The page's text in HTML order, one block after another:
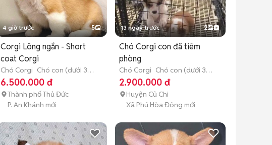
4 giờ trước 5
Corgi Lông ngắn - Short
coat Corgi
Chó Corgi Chó con (dưới 3
tháng tuổi)
6.500.000 đ
Thành phố Thủ Đức
P. An Khánh mới
13 ngày trước 2
Chó Corgi con đã tiêm
phòng
Chó Corgi Chó con (dưới 3
tháng tuổi)
2.900.000 đ
Huyện Củ Chi
Xã Phú Hòa Đông mới